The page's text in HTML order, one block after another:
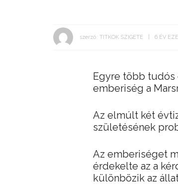
szerző: TITKOK SZIGETE 6 ÉV
Egyre több tudós
emberiség a
Az elmúlt két
születésének
Az emberiséget
érdekelte az a
különbözik az